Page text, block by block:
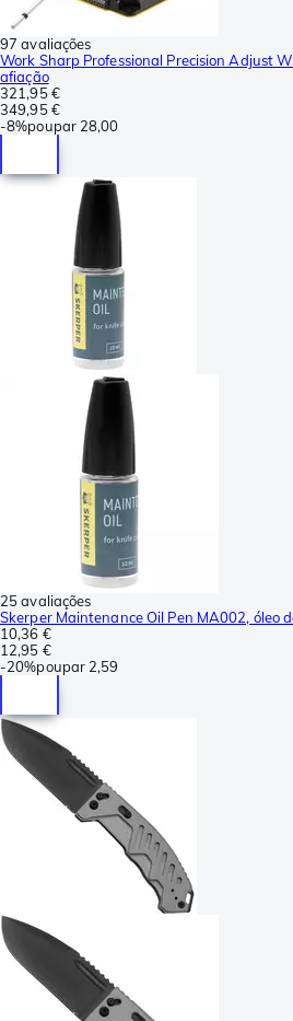
97 avaliações
Work Sharp Professional Precision Adjust
afiação
321,95 €
349,95 €
-8%poupar 28,00
25 avaliações
Skerper Maintenance Oil Pen MA002, óleo
10,36 €
12,95 €
-20%poupar 2,59